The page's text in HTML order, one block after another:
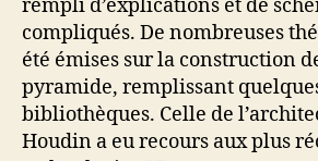
rempli d’explications et de
compliqués. De nombreuses
été émises sur la construction
pyramide, remplissant
bibliothèques. Celle de
Houdin a eu recours aux plus